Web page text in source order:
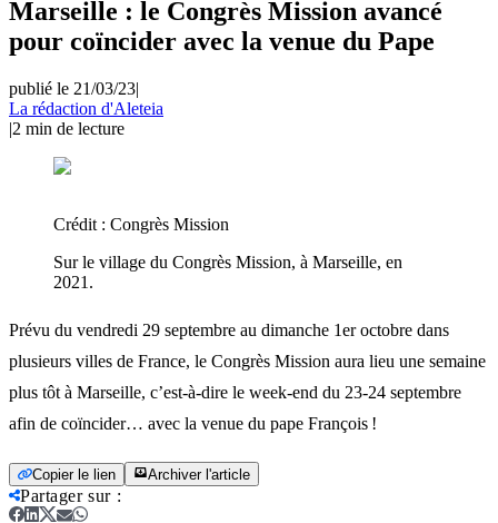
Marseille : le Congrès Mission avancé
pour coïncider avec la venue du Pape
publié le 21/03/23|
La rédaction d'Aleteia
|2 min de lecture
Crédit : Congrès Mission
Sur le village du Congrès Mission, à Marseille, en
2021.
Prévu du vendredi 29 septembre au dimanche 1er octobre dans
plusieurs villes de France, le Congrès Mission aura lieu une semaine
plus tôt à Marseille, c’est-à-dire le week-end du 23-24 septembre
afin de coïncider… avec la venue du pape François !
Copier le lien Archiver l'article
Partager sur: